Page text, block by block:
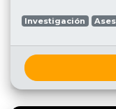
Investigación